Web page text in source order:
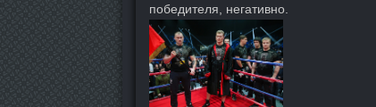
победителя, негативно.